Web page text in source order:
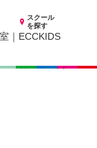
スクール
を探す
生徒・保護者さまの声